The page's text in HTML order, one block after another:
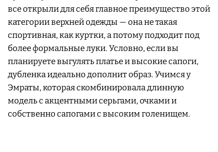
все открыли для себя главное преимущество этой
категории верхней одежды — она не такая
спортивная, как куртки, а потому подходит под
более формальные луки. Условно, если вы
планируете выгулять платье и высокие сапоги,
дубленка идеально дополнит образ. Учимся у
Эмраты, которая скомбинировала длинную
модель с акцентными серьгами, очками и
собственно сапогами с высоким голенищем.